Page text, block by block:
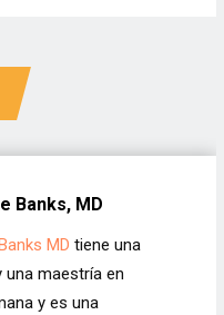
Banks, MD
MD tiene una
una maestría en
y es una